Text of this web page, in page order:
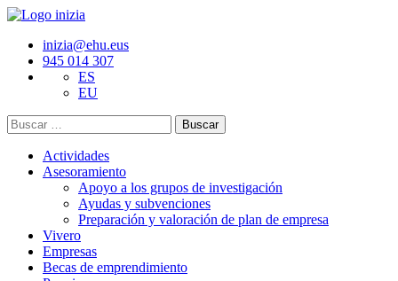
inizia@ehu.eus
945 014 307
ES
EU
Buscar:
Actividades
Asesoramiento
Apoyo a los grupos de investigación
Ayudas y subvenciones
Preparación y valoración de plan de empresa
Vivero
Empresas
Becas de emprendimiento